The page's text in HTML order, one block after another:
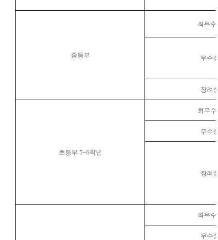
중등부
최우수
우수
장려
초등부 5~6학년
최우수
우수
장려
최우수
우수